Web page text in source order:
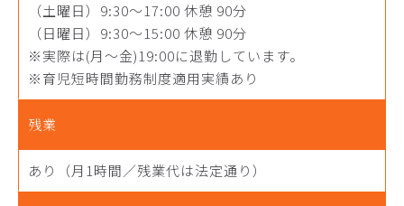
（土曜日）9:30～17:00 休憩 90分
（日曜日）9:30～15:00 休憩 90分
※実際は(月～金)19:00に退勤しています。
※育児短時間勤務制度適用実績あり
残業
あり（月1時間／残業代は法定通り）